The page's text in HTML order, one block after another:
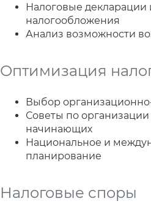
Налоговые декларации
налогообложения
Анализ возможности
Оптимизация
Выбор
Советы по организации
начинающих
Национальное и
планирование
Налоговые споры